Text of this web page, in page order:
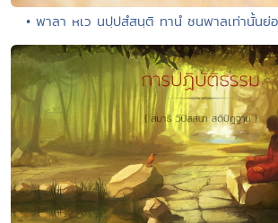
• พาลา หเว นปฺปสํสนฺติ ทานํ ชนพาลเท่านั้นย่